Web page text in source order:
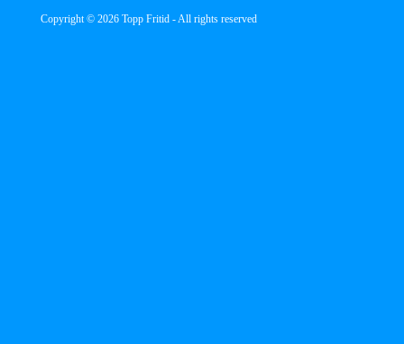
Copyright © 2026 Topp Fritid - All rights reserved